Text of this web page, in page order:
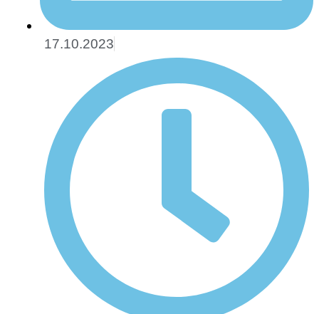
17.10.2023